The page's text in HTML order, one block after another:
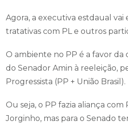
Agora, a executiva estdaual vai
tratativas com PL e outros
O ambiente no PP é a favor da
do Senador Amin à reeleição,
Progressista (PP + União Brasil).
Ou seja, o PP fazia aliança com
Jorginho, mas para o Senado